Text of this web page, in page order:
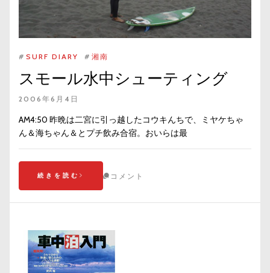
# SURF DIARY # 湘南
スモール水中シューティング
2006年6月4日
AM4:50 昨晩は二宮に引っ越したコウキんちで、ミヤケちゃ
ん＆海ちゃん＆とプチ飲み合宿。おいらは最
続きを読む コメント